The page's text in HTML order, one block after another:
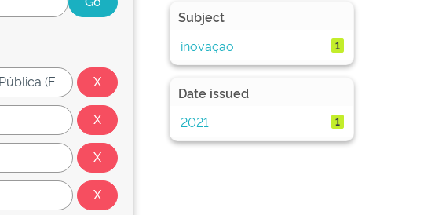
Subject
inovação
1
Date issued
2021
1